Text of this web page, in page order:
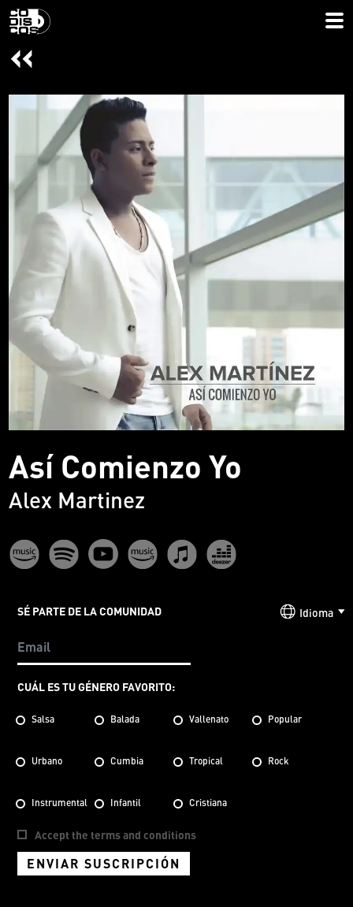
Así Comienzo Yo
Alex Martinez
SÉ PARTE DE LA COMUNIDAD
CUÁL ES TU GÉNERO FAVORITO:
Salsa Balada Vallenato Popular
Urbano Cumbia Tropical Rock
Instrumental Infantil Cristiana
Accept the terms and conditions
ENVIAR SUSCRIPCIÓN
Idioma